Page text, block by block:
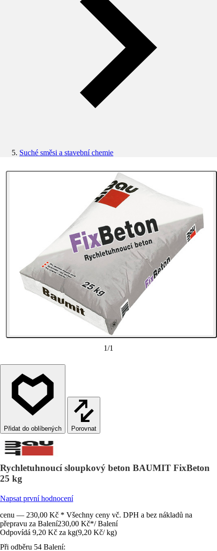
Suché směsi a stavební chemie
1/1
Porovnat
Rychletuhnoucí sloupkový beton BAUMIT FixBeton
25 kg
Napsat první hodnocení
cenu — 230,00 Kč * Všechny ceny vč. DPH a bez nákladů na
přepravu za Balení230,00 Kč*/ Balení
Odpovídá 9,20 Kč za kg(9,20 Kč/ kg)
Při odběru 54 Balení: